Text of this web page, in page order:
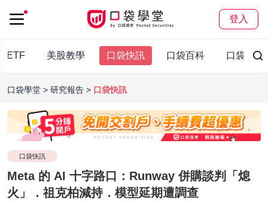
登入
ETF 美股教學 口袋快訊 口袋百科 口袋觀點
口袋學堂 研究報告 口袋快訊
口袋快訊
Meta 的 AI 十字路口：Runway 併購談判「熄
火」．祖克柏減持．模型延期遭調查